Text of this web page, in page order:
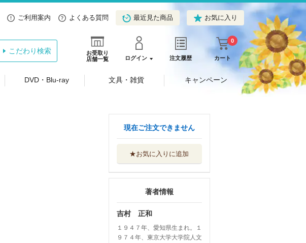
ご利用案内 よくある質問 最近見た商品 お気に入り
お受取り
店舗一覧
ログイン 注文履歴 カート
0
こだわり検索
DVD・Blu-ray 文具・雑貨 キャンペーン
現在ご注文できません
★お気に入りに追加
著者情報
吉村 正和
１９４７年、愛知県生まれ。１
９７４年、東京大学大学院人文